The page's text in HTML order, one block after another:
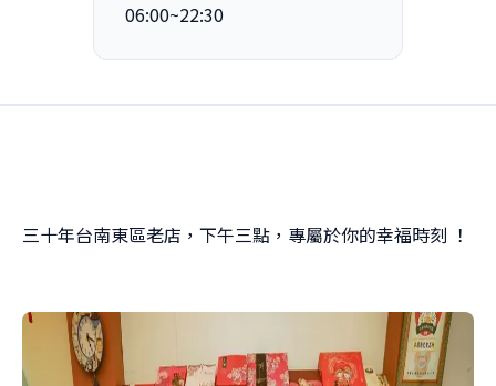
06:00~22:30
三十年台南東區老店，下午三點，專屬於你的幸福時刻 ！